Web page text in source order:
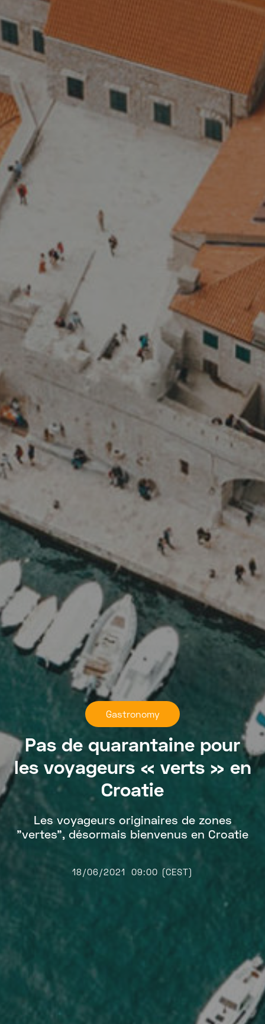
Gastronomy
Pas de quarantaine pour
les voyageurs « verts » en
Croatie
Les voyageurs originaires de zones
"vertes", désormais bienvenus en Croatie
18/06/2021 09:00 (CEST)